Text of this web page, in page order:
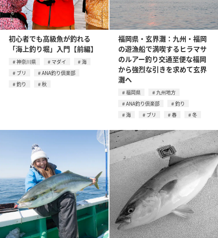
初心者でも高級魚が釣れる
「海上釣り堀」入門【前編】
神奈川県 マダイ
海
ブリ
ANA釣り倶楽部
釣り
秋
福岡県・玄界灘：九州・福岡
の遊漁船で満喫するヒラマサ
のルアー釣り交通至便な福岡
から強烈な引きを求めて玄界
灘へ
福岡県
九州地方
ANA釣り倶楽部
釣り
海
ブリ 春 冬